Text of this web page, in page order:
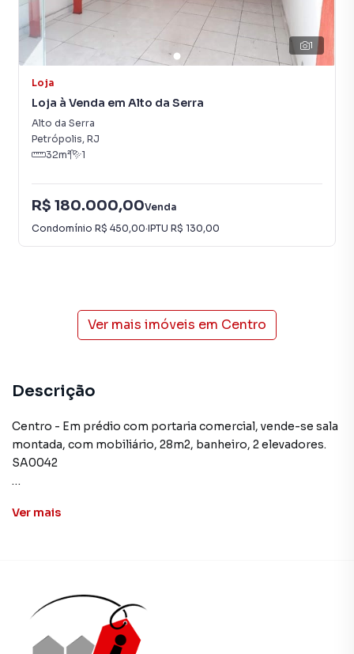
1
Loja
Loja à Venda em Alto da Serra
Alto da Serra
Petrópolis, RJ
32m² 1
R$ 180.000,00Venda
Condomínio R$ 450,00·IPTU R$ 130,00
Ver mais imóveis em Centro
Descrição
Centro - Em prédio com portaria comercial, vende-se sala
montada, com mobiliário, 28m2, banheiro, 2 elevadores.
SA0042
podem sofrer alteração sem prévio aviso
informações sobre Sala em Petrópolis? Entre em contato
com nossa equipe pelo telefone (24) 2103-4450.
Ver mais